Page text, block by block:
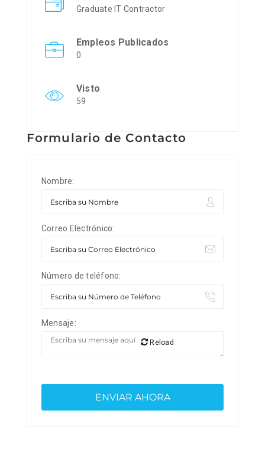
Graduate IT Contractor
Empleos Publicados
0
Visto
59
Formulario de Contacto
Nombre:
Correo Electrónico:
Número de teléfono:
Mensaje:
Reload